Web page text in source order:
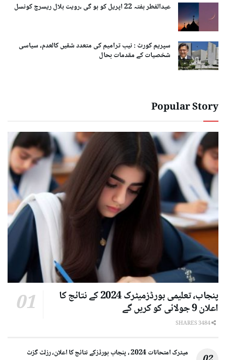
عیدالفطر ہفتہ 22 اپریل کو ہو گی ،رویت ہلال ریسرچ کونسل
سپریم کورٹ : نیب ترامیم کی متعدد شقیں کالعدم، سیاسی
شخصیات کے مقدمات بحال
Popular Story
پنجاب، تعلیمی بورڈزمیٹرک 2024 کے نتائج کا
اعلان 9 جولائی کو کریں گے
میٹرک امتحانات 2024 ، پنجاب بورڈزکے نتائج کا اعلان، رزلٹ گزٹ